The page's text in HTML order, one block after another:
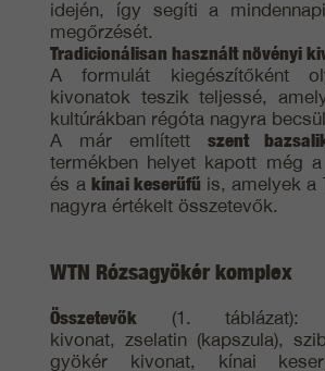
idején, így segíti a
megőrzését.
Tradicionálisan használt növényi
A formulát kiegészítőként
kivonatok teszik teljessé,
kultúrákban régóta nagyra
A már említett szent
termékben helyet kapott még a
és a kínai keserűfű is, amelyek a
nagyra értékelt összetevők.
WTN Rózsagyökér komplex
Összetevők (1. táblázat):
kivonat, zselatin (kapszula),
gyökér kivonat, kínai